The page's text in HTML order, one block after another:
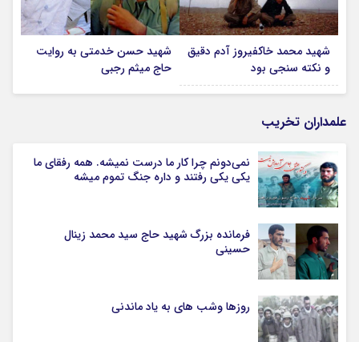
شهید محمد خاکفیروز آدم دقیق
و نکته سنجی بود
شهید حسن خدمتی به روایت
حاج میثم رجبی
علمداران تخریب
نمی‌دونم چرا کار ما درست نمیشه. همه رفقای ما
یکی یکی رفتند و داره جنگ تموم میشه
فرمانده بزرگ شهید حاج سید محمد زینال
حسینی
روزها وشب های به یاد ماندنی